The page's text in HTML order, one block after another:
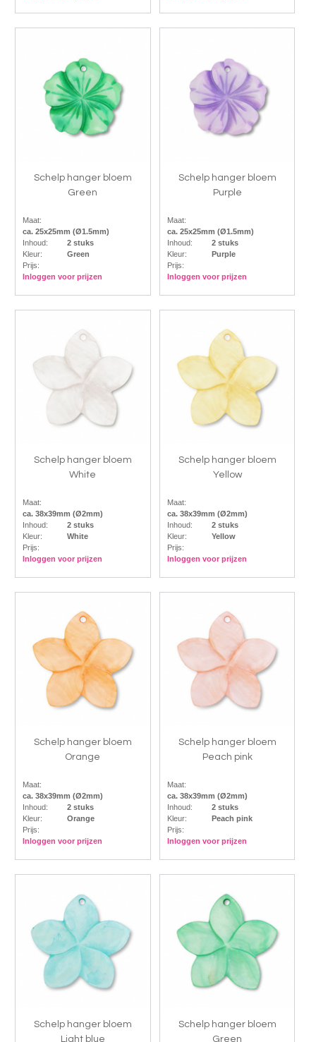
Schelp hanger bloem
Green
Maat:
ca. 25x25mm (Ø1.5mm)
Inhoud:
2 stuks
Kleur:
Green
Prijs:
Inloggen voor prijzen
Schelp hanger bloem
Purple
Maat:
ca. 25x25mm (Ø1.5mm)
Inhoud:
2 stuks
Kleur:
Purple
Prijs:
Inloggen voor prijzen
Schelp hanger bloem
White
Maat:
ca. 38x39mm (Ø2mm)
Inhoud:
2 stuks
Kleur:
White
Prijs:
Inloggen voor prijzen
Schelp hanger bloem
Yellow
Maat:
ca. 38x39mm (Ø2mm)
Inhoud:
2 stuks
Kleur:
Yellow
Prijs:
Inloggen voor prijzen
Schelp hanger bloem
Orange
Maat:
ca. 38x39mm (Ø2mm)
Inhoud:
2 stuks
Kleur:
Orange
Prijs:
Inloggen voor prijzen
Schelp hanger bloem
Peach pink
Maat:
ca. 38x39mm (Ø2mm)
Inhoud:
2 stuks
Kleur:
Peach pink
Prijs:
Inloggen voor prijzen
Schelp hanger bloem
Light blue
Schelp hanger bloem
Green